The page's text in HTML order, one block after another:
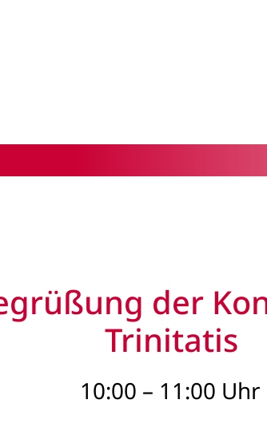
der
Trinitatis
10:00 – 11:00 Uhr